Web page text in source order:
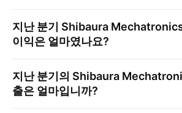
지난 분기 Shibaura
이익은 얼마였나요?
지난 분기의 Shibaura
출은 얼마입니까?